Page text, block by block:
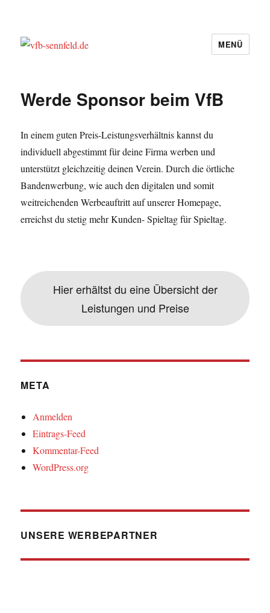
MENÜ
Werde Sponsor beim VfB
In einem guten Preis-Leistungsverhältnis kannst du
individuell abgestimmt für deine Firma werben und
unterstützt gleichzeitig deinen Verein. Durch die örtliche
Bandenwerbung, wie auch den digitalen und somit
weitreichenden Werbeauftritt auf unserer Homepage,
erreichst du stetig mehr Kunden- Spieltag für Spieltag.
Hier erhältst du eine Übersicht der
Leistungen und Preise
META
Anmelden
Eintrags-Feed
Kommentar-Feed
WordPress.org
UNSERE WERBEPARTNER